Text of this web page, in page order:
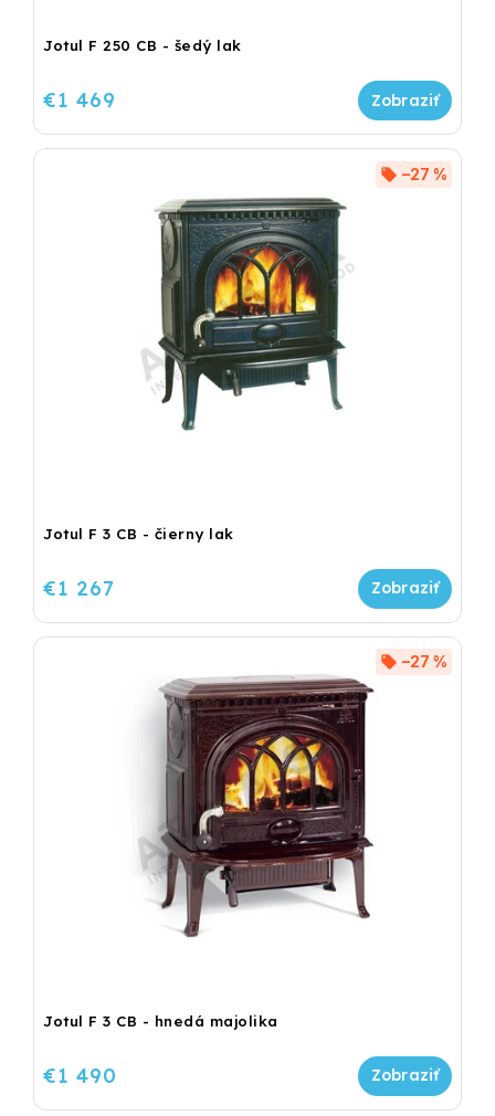
Jotul F 250 CB - šedý lak
€1 469
Jotul F 3 CB - čierny lak
–27 %
€1 267
Jotul F 3 CB - hnedá majolika
–27 %
€1 490